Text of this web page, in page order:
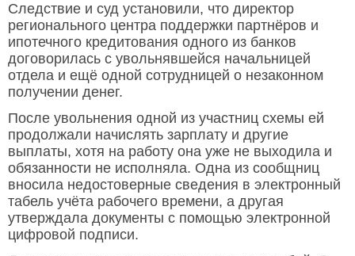
Следствие и суд установили, что директор
регионального центра поддержки партнёров и
ипотечного кредитования одного из банков
договорилась с увольнявшейся начальницей
отдела и ещё одной сотрудницей о незаконном
получении денег.
После увольнения одной из участниц схемы ей
продолжали начислять зарплату и другие
выплаты, хотя на работу она уже не выходила и
обязанности не исполняла. Одна из сообщниц
вносила недостоверные сведения в электронный
табель учёта рабочего времени, а другая
утверждала документы с помощью электронной
цифровой подписи.